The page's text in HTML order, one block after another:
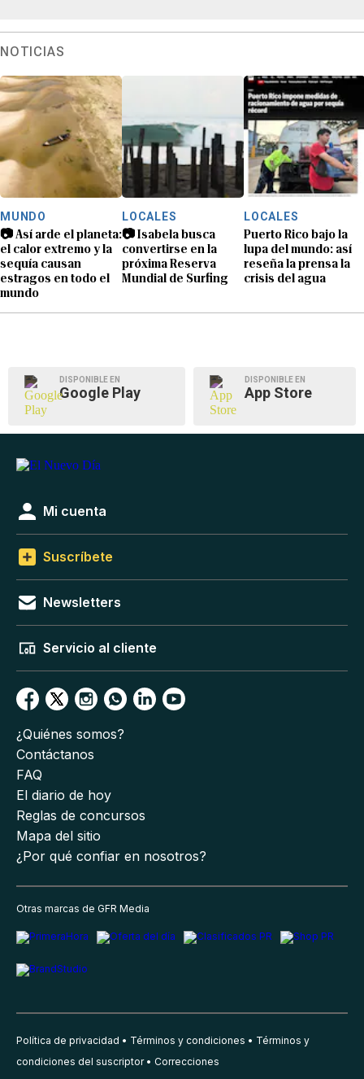
NOTICIAS
MUNDO
📷 Así arde el planeta:
el calor extremo y la
sequía causan
estragos en todo el
mundo
LOCALES
📷 Isabela busca
convertirse en la
próxima Reserva
Mundial de Surfing
LOCALES
Puerto Rico bajo la
lupa del mundo: así
reseña la prensa la
crisis del agua
DISPONIBLE EN
Google Play
DISPONIBLE EN
App Store
Mi cuenta
Suscríbete
Newsletters
Servicio al cliente
¿Quiénes somos?
Contáctanos
FAQ
El diario de hoy
Reglas de concursos
Mapa del sitio
¿Por qué confiar en nosotros?
Otras marcas de GFR Media
Política de privacidad Términos y condiciones
Términos y
condiciones del suscriptor
Correcciones